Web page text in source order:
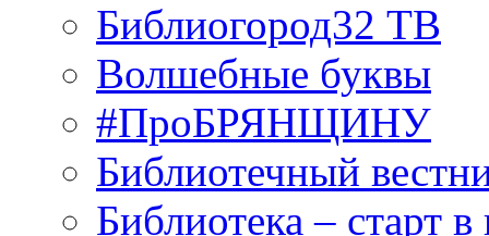
Библиогород32 ТВ
Волшебные буквы
#ПроБРЯНЩИНУ
Библиотечный
Библиотека – старт